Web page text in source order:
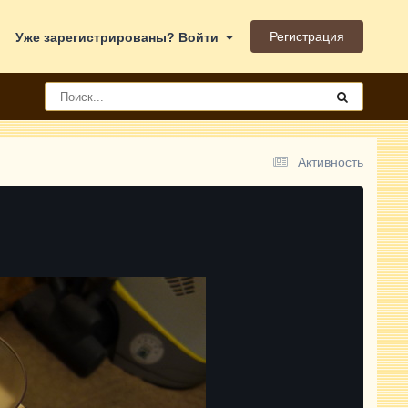
Уже зарегистрированы? Войти Регистрация
Активность